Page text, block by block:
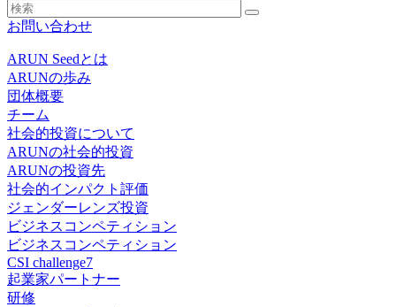
お問い合わせ
ARUN Seedとは
ARUNの歩み
団体概要
チーム
社会的投資について
ARUNの社会的投資
ARUNの投資先
社会的インパクト評価
ジェンダーレンズ投資
ビジネスコンペティション
ビジネスコンペティション
CSI challenge7
起業家パートナー
研修